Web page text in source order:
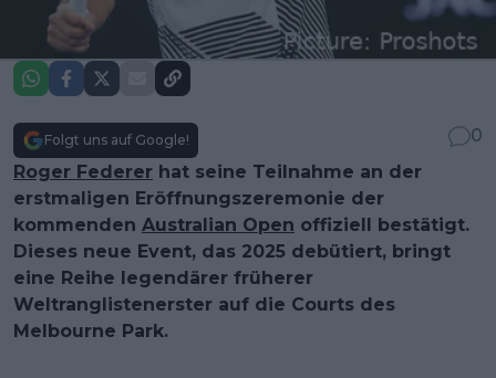
Folgt uns auf Google!
0
Roger Federer hat seine Teilnahme an der
erstmaligen Eröffnungszeremonie der
kommenden Australian Open offiziell bestätigt.
Dieses neue Event, das 2025 debütiert, bringt
eine Reihe legendärer früherer
Weltranglistenerster auf die Courts des
Melbourne Park.